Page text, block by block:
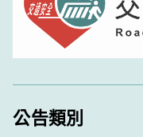
公告類別